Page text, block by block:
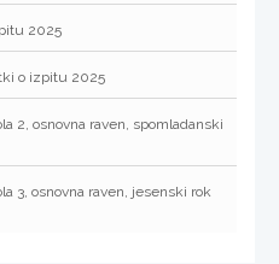
2025
o izpitu 2025
2, osnovna raven, spomladanski
3, osnovna raven, jesenski rok